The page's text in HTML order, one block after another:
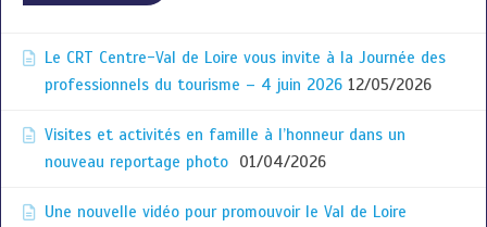
Le CRT Centre-Val de Loire vous invite à la Journée des
professionnels du tourisme – 4 juin 2026 12/05/2026
Visites et activités en famille à l’honneur dans un
nouveau reportage photo
01/04/2026
Une nouvelle vidéo pour promouvoir le Val de Loire